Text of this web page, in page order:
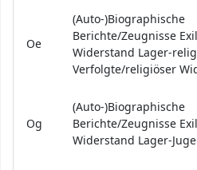
Oe
(Auto-)Biographische
Berichte/Zeugnisse
Widerstand Lager-
Verfolgte/religiöser
Og
(Auto-)Biographische
Berichte/Zeugnisse
Widerstand Lager-